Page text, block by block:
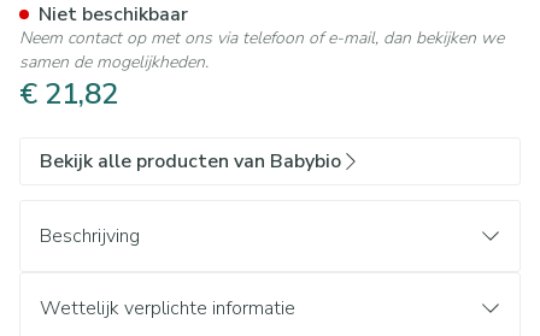
€ 21,82
Niet beschikbaar
Neem contact op met ons via telefoon of e-mail, dan bekijken we
samen de mogelijkheden.
Bekijk alle producten van Babybio
Beschrijving
Wettelijk verplichte informatie